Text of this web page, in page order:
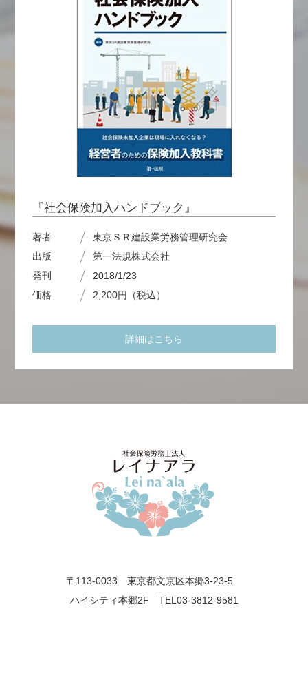
『社会保険加入ハンドブック』
著者
東京ＳＲ建設業労務管理研究会
出版
第一法規株式会社
発刊
2018/1/23
価格
2,200円（税込）
詳細はこちら
〒113-0033 東京都文京区本郷3-23-5
ハイシティ本郷2F TEL03-3812-9581